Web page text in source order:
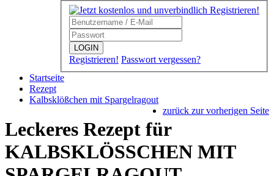
LOGIN
Registrieren! Passwort vergessen?
Startseite
Rezept
Kalbsklößchen mit Spargelragout
zurück zur vorherigen Seite
Leckeres Rezept für
KALBSKLÖSSCHEN MIT S